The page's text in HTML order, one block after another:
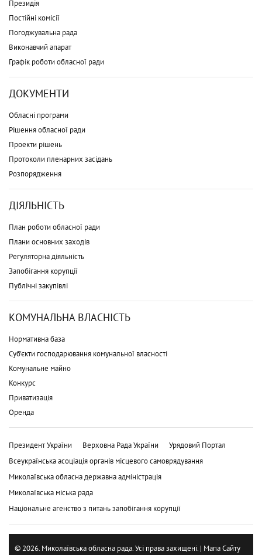
Президія
Постійні комісії
Погоджувальна рада
Виконавчий апарат
Графік роботи обласної ради
ДОКУМЕНТИ
Обласні програми
Рішення обласної ради
Проекти рішень
Протоколи пленарних засідань
Розпорядження
ДІЯЛЬНІСТЬ
План роботи обласної ради
Плани основних заходів
Регуляторна діяльність
Запобігання корупції
Публічні закупівлі
КОМУНАЛЬНА ВЛАСНІСТЬ
Нормативна база
Суб'єкти господарювання комунальної власності
Комунальне майно
Конкурс
Приватизація
Оренда
Президент України Верховна Рада України
Урядовий Портал
Всеукраїнська асоціація органів місцевого самоврядування
Миколаївська обласна державна адміністрація
Миколаївська міська рада
Національне агенство з питань запобігання корупції
© 2026. Миколаївська обласна рада. Усі права захищені. | Мапа Сайту